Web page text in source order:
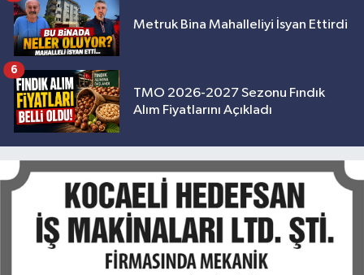
Metruk Bina Mahalleliyi İsyan Ettirdi
TMO 2026-2027 Sezonu Fındık
Alım Fiyatlarını Açıkladı
6